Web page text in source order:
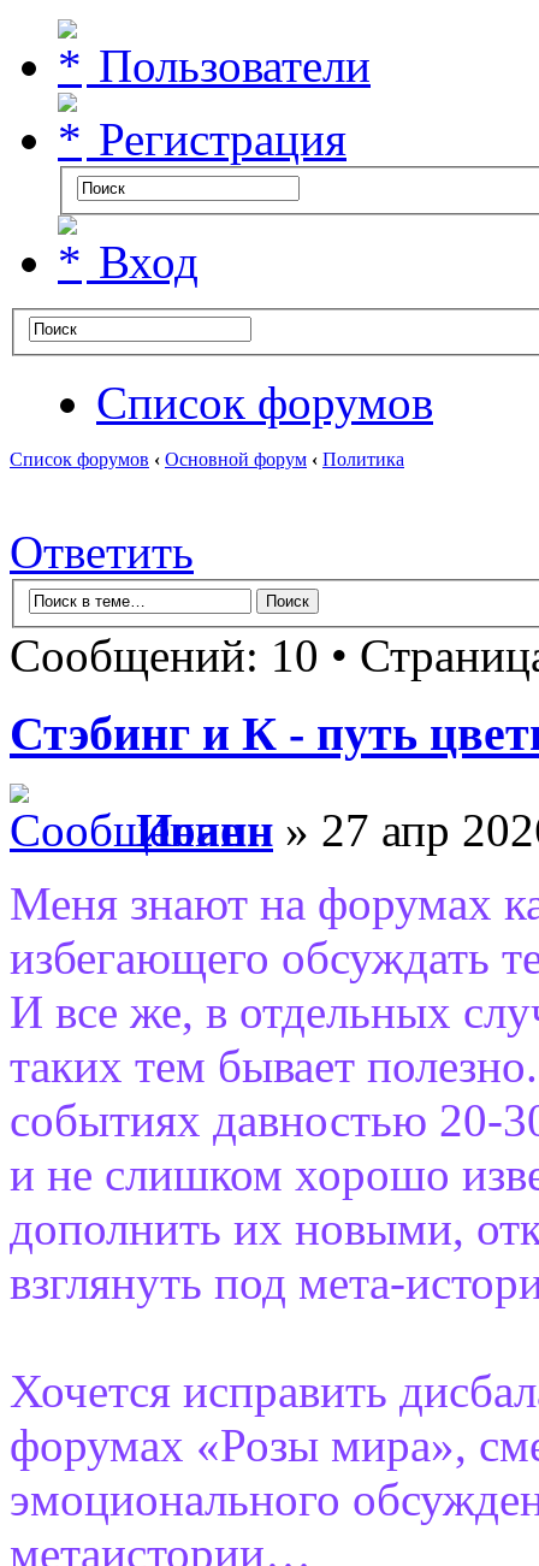
Пользователи
Регистрация
Вход
Список форумов
Список форумов ‹ Основной форум ‹ Политика
Ответить
Сообщений: 10 •
Стэбинг и К - путь
Иоанн » 27 апр
Меня знают на форумах
избегающего обсуждать
И все же, в отдельных
таких тем бывает
событиях давностью 20-
и не слишком хорошо
дополнить их новыми,
взглянуть под мета-
Хочется исправить
форумах «Розы мира»,
эмоционального
метаистории…